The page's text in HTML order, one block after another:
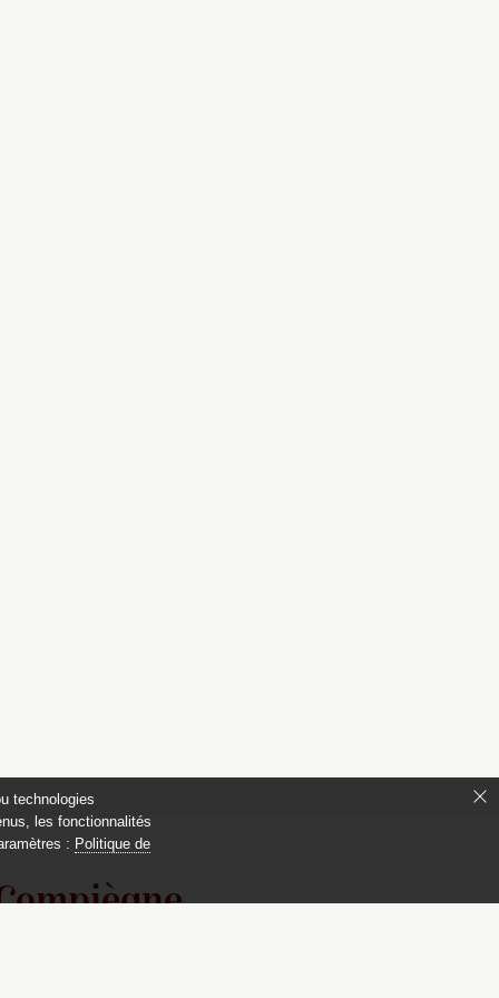
technologies
les fonctionnalités
: Politique de